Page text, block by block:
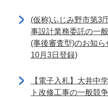
(仮称)ふじみ野市第3
事設計業務委託の一
(事後審査型)のお知ら
10月3日登録)
【電子入札】大井中
ト改修工事の一般競